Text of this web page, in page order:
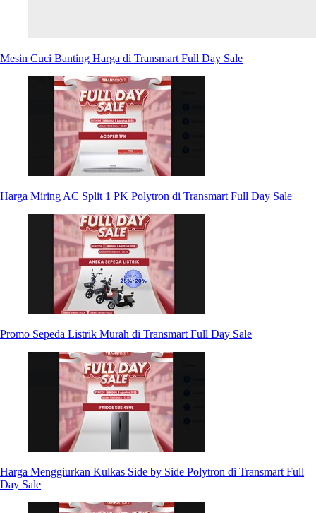
Mesin Cuci Banting Harga di Transmart Full Day Sale
Harga Miring AC Split 1 PK Polytron di Transmart Full Day Sale
Promo Sepeda Listrik Murah di Transmart Full Day Sale
Harga Menggiurkan Kulkas Side by Side Polytron di Transmart Full
Day Sale